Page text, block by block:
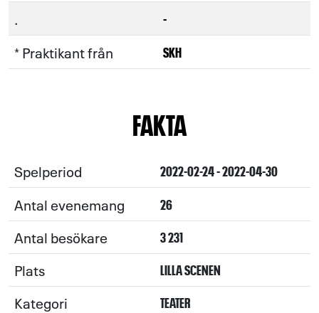
. -
* Praktikant från SKH
FAKTA
Spelperiod 2022-02-24 - 2022-04-30
Antal evenemang 26
Antal besökare 3 231
Plats LILLA SCENEN
Kategori TEATER